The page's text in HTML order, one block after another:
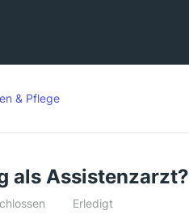
& Pflege
als Assistenzarzt?
Erledigt